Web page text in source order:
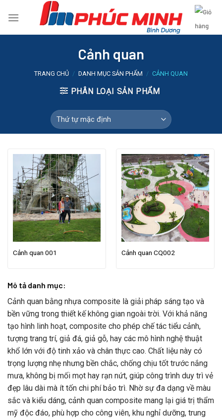
Cảnh quan
TRANG CHỦ / DANH MỤC SẢN PHẨM / CẢNH QUAN
PHÂN LOẠI SẢN PHẨM
Cảnh quan 001 Cảnh quan CQ002
Mô tả danh mục:
Cảnh quan bằng nhựa composite là giải pháp sáng tạo và
bền vững trong thiết kế không gian ngoài trời. Với khả năng
tạo hình linh hoạt, composite cho phép chế tác tiểu cảnh,
tượng trang trí, giả đá, giả gỗ, hay các mô hình nghệ thuật
khổ lớn với độ tinh xảo và chân thực cao. Chất liệu này có
trọng lượng nhẹ nhưng bền chắc, chống chịu tốt trước nắng
mưa, không bị mối mọt hay rạn nứt, giúp công trình duy trì vẻ
đẹp lâu dài mà ít tốn chi phí bảo trì. Nhờ sự đa dạng về màu
sắc và kiểu dáng, cảnh quan composite mang lại giá trị thẩm
mỹ độc đáo, phù hợp cho công viên, khu nghỉ dưỡng, trung